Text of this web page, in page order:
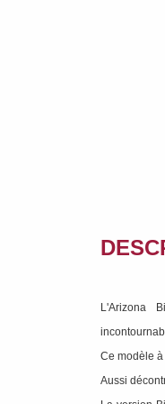
L'Arizona
Ce modèle
Aussi